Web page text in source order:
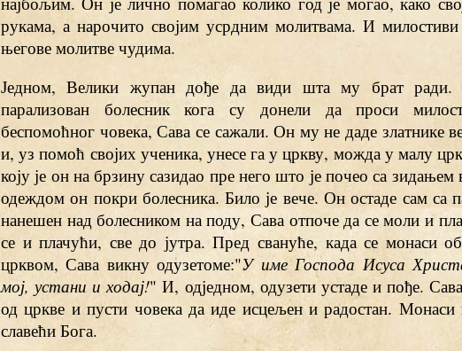
рукама, а нарочито својим усрдним молитвама. И милостиви
његове молитве чудима.
Једном, Велики жупан дође да види шта му брат ради.
парализован болесник кога су донели да проси
беспомоћног човека, Сава се сажали. Он му не даде златнике
и, уз помоћ својих ученика, унесе га у цркву, можда у малу
коју је он на брзину сазидао пре него што је почео са
одеждом он покри болесника. Било је вече. Он остаде сам са
нанешен над болесником на поду, Сава отпоче да се моли и
се и плачући, све до јутра. Пред свануће, када се монаси
црквом, Сава викну одузетоме:"У име Господа Исуса
мој, устани и ходај!" И, одједном, одузети устаде и пође.
од цркве и пусти човека да иде исцељен и радостан.
славећи Бога.